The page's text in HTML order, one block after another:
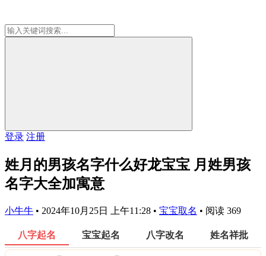
登录 注册
姓月的男孩名字什么好龙宝宝 月姓男孩
名字大全加寓意
小牛牛 • 2024年10月25日 上午11:28 • 宝宝取名 • 阅读 369
八字起名 宝宝起名 八字改名 姓名祥批